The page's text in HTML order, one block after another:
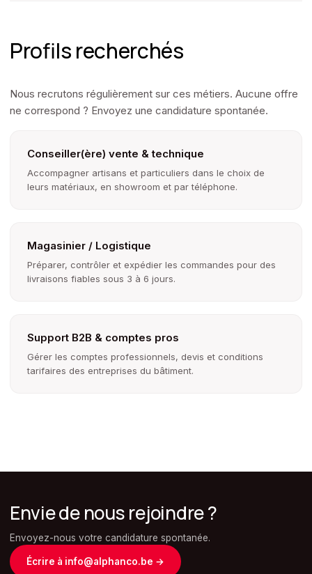
Profils recherchés
Nous recrutons régulièrement sur ces métiers. Aucune offre
ne correspond ? Envoyez une candidature spontanée.
Conseiller(ère) vente & technique
Accompagner artisans et particuliers dans le choix de
leurs matériaux, en showroom et par téléphone.
Magasinier / Logistique
Préparer, contrôler et expédier les commandes pour des
livraisons fiables sous 3 à 6 jours.
Support B2B & comptes pros
Gérer les comptes professionnels, devis et conditions
tarifaires des entreprises du bâtiment.
Envie de nous rejoindre ?
Envoyez-nous votre candidature spontanée.
Écrire à info@alphanco.be →